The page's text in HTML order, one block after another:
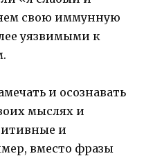
свою иммунную
уязвимыми к
и осознавать
мыслях и
и
вместо фразы